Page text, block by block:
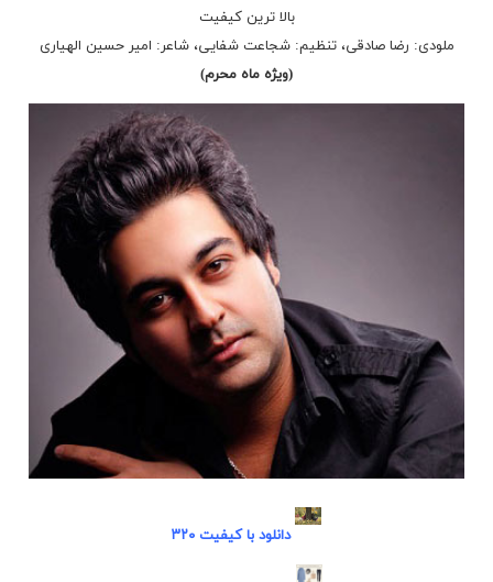
بالا ترین کیفیت
ملودی: رضا صادقی، تنظیم:شجاعتشفایی، شاعر: امیر حسین الهیاری
(ویژه ماه محرم)
دانلود با کیفیت ۳۲۰